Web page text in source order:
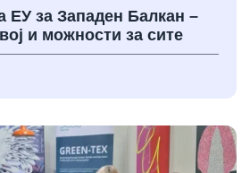
ЕУ за Западен Балкан –
и можности за сите